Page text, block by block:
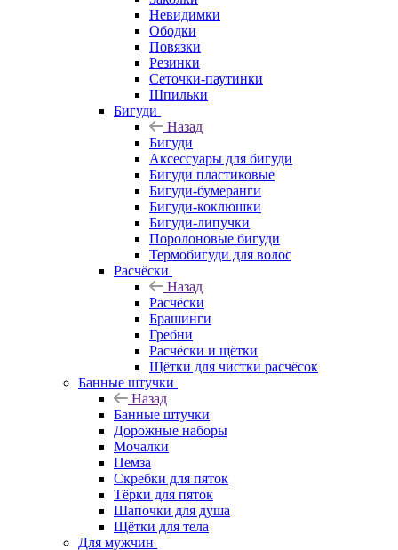
Невидимки
Ободки
Повязки
Резинки
Сеточки-паутинки
Шпильки
Бигуди
Назад
Бигуди
Аксессуары для бигуди
Бигуди пластиковые
Бигуди-бумеранги
Бигуди-коклюшки
Бигуди-липучки
Поролоновые бигуди
Термобигуди для волос
Расчёски
Назад
Расчёски
Брашинги
Гребни
Расчёски и щётки
Щётки для чистки расчёсок
Банные штучки
Назад
Банные штучки
Дорожные наборы
Мочалки
Пемза
Скребки для пяток
Тёрки для пяток
Шапочки для душа
Щётки для тела
Для мужчин